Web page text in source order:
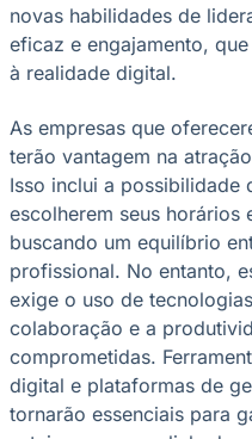
novas habilidades de
eficaz e engajamento,
à realidade digital.
As empresas que
terão vantagem na
Isso inclui a possibilidade
escolherem seus horários
buscando um equilíbrio
profissional. No entanto,
exige o uso de
colaboração e a
comprometidas.
digital e plataformas de
tornarão essenciais para